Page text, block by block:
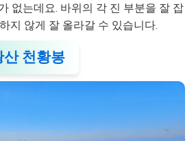
없는데요. 바위의 각 진 부분을 잘 잡
지 않게 잘 올라갈 수 있습니다.
산 천황봉